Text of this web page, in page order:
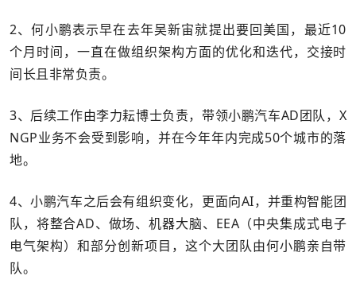
2、何小鹏表示早在去年吴新宙就提出要回美国，最近10
个月时间，一直在做组织架构方面的优化和迭代，交接时
间长且非常负责。
3、后续工作由李力耘博士负责，带领小鹏汽车AD团队，X
NGP业务不会受到影响，并在今年年内完成50个城市的落
地。
4、小鹏汽车之后会有组织变化，更面向AI，并重构智能团
队，将整合AD、做场、机器大脑、EEA（中央集成式电子
电气架构）和部分创新项目，这个大团队由何小鹏亲自带
队。